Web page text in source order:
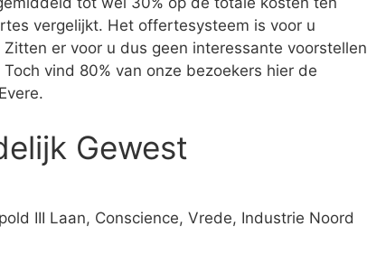
vergelijkt. Het offertesysteem is voor u
er voor u dus geen interessante voorstellen
vind 80% van onze bezoekers hier de
Gewest
III Laan, Conscience, Vrede, Industrie Noord